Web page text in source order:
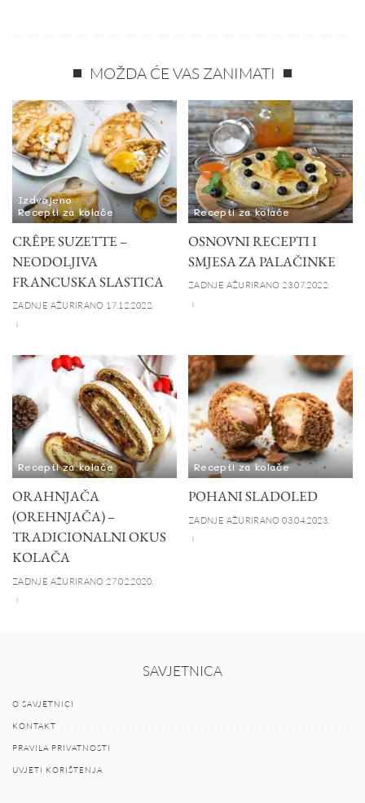
MOŽDA ĆE VAS ZANIMATI
Izdvojeno
Recepti za kolače
CRÊPE SUZETTE –
NEODOLJIVA
FRANCUSKA SLASTICA
ZADNJE AŽURIRANO 17.12.2022.
Recepti za kolače
OSNOVNI RECEPTI I
SMJESA ZA PALAČINKE
ZADNJE AŽURIRANO 23.07.2022.
Recepti za kolače
ORAHNJAČA
(OREHNJAČA) –
TRADICIONALNI OKUS
KOLAČA
ZADNJE AŽURIRANO 27.02.2020.
Recepti za kolače
POHANI SLADOLED
ZADNJE AŽURIRANO 03.04.2023.
SAVJETNICA
O SAVJETNICI
KONTAKT
PRAVILA PRIVATNOSTI
UVJETI KORIŠTENJA